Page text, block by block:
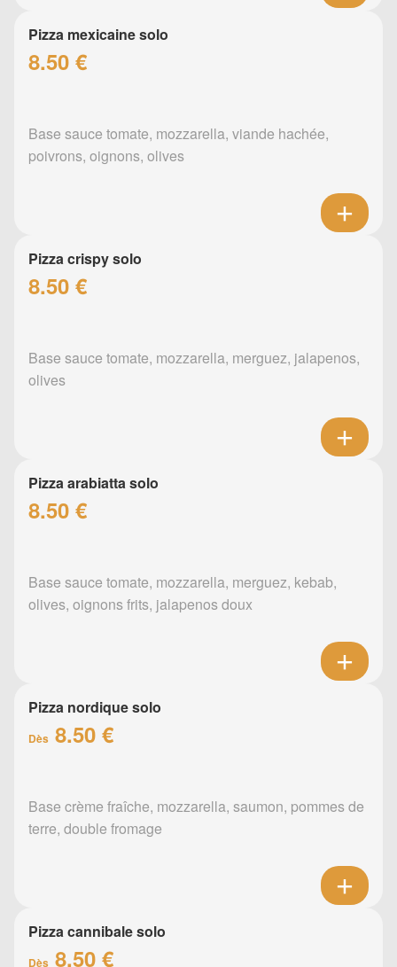
Pizza mexicaine solo
8.50 €
Base sauce tomate, mozzarella, viande hachée,
poivrons, oignons, olives
Pizza crispy solo
8.50 €
Base sauce tomate, mozzarella, merguez, jalapenos,
olives
Pizza arabiatta solo
8.50 €
Base sauce tomate, mozzarella, merguez, kebab,
olives, oignons frits, jalapenos doux
Pizza nordique solo
Dès 8.50 €
Base crème fraîche, mozzarella, saumon, pommes de
terre, double fromage
Pizza cannibale solo
Dès 8.50 €